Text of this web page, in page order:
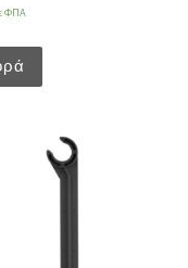
ΦΠΑ